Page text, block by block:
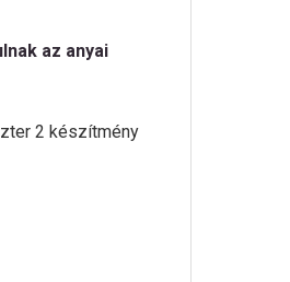
az anyai
2 készítmény